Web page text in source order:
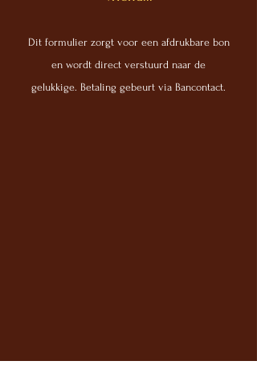
Dit formulier zorgt voor een afdrukbare bon
en wordt direct verstuurd naar de
gelukkige. Betaling gebeurt via Bancontact.